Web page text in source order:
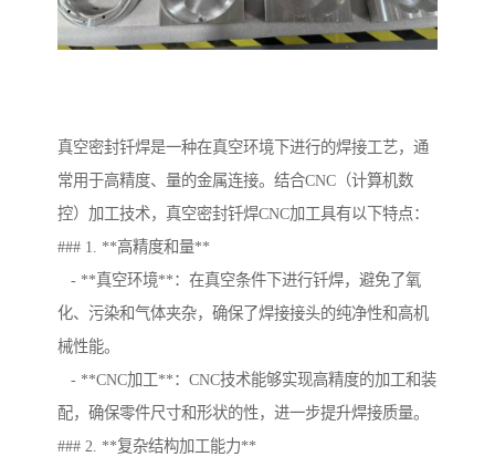
真空密封钎焊是一种在真空环境下进行的焊接工艺，通
常用于高精度、量的金属连接。结合CNC（计算机数
控）加工技术，真空密封钎焊CNC加工具有以下特点：
### 1. **高精度和量**
- **真空环境**：在真空条件下进行钎焊，避免了氧
化、污染和气体夹杂，确保了焊接接头的纯净性和高机
械性能。
- **CNC加工**：CNC技术能够实现高精度的加工和装
配，确保零件尺寸和形状的性，进一步提升焊接质量。
### 2. **复杂结构加工能力**